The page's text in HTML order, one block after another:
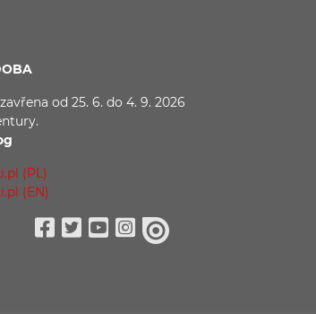
od 25. 6. do 4. 9. 2026
(PL)
(EN)